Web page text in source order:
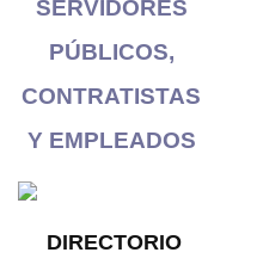
SERVIDORES
PÚBLICOS,
CONTRATISTAS
Y EMPLEADOS
DIRECTORIO